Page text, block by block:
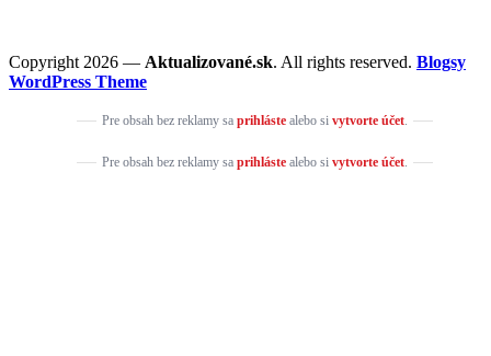
Copyright 2026 — Aktualizované.sk. All rights reserved. Blogsy
WordPress Theme
Pre obsah bez reklamy sa prihlástealebo si vytvorte účet.